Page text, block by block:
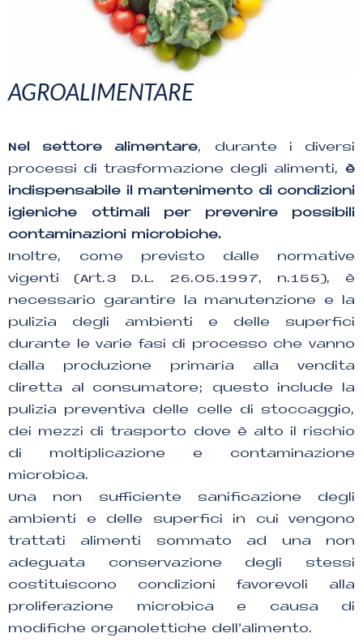
AGROALIMENTARE
Nel settore alimentare, durante i diversi
processi di trasformazione degli alimenti,
è
indispensabile il mantenimento di condizioni
igieniche ottimali per prevenire possibili
contaminazioni microbiche.
Inoltre, come previsto dalle normative
vigenti (Art.3 D.L. 26.05.1997, n.155), è
necessario garantire la manutenzione e la
pulizia degli ambienti e delle superfici
durante le varie fasi di processo che vanno
dalla produzione primaria alla vendita
diretta al consumatore; questo include la
pulizia preventiva delle celle di stoccaggio,
dei mezzi di trasporto dove è alto il rischio
di moltiplicazione e contaminazione
microbica.
Una non sufficiente sanificazione degli
ambienti e delle superfici in cui vengono
trattati alimenti sommato ad una non
adeguata conservazione degli stessi
costituiscono condizioni favorevoli alla
proliferazione microbica e causa di
modifiche organolettiche dell’alimento.